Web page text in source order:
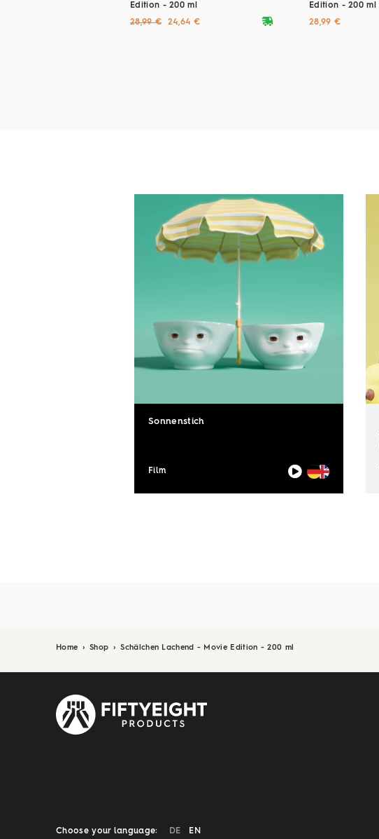
Edition - 200 ml
deliveryvan
28,99 € 24,64 €
Edition - 200 ml
28,99 €
Sonnenstich
Film
Home › Shop › Schälchen Lachend - Movie Edition - 200 ml
Choose your language: DE EN